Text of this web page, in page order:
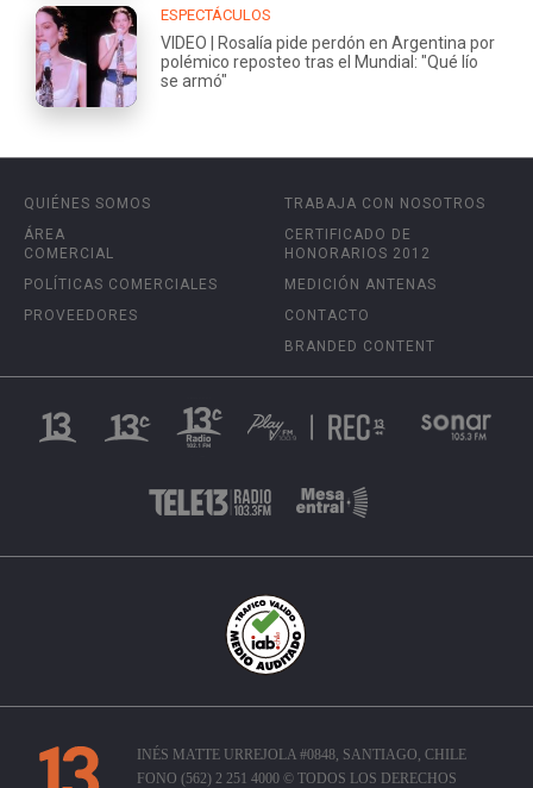
ESPECTÁCULOS
VIDEO | Rosalía pide perdón en Argentina por
polémico reposteo tras el Mundial: "Qué lío
se armó"
QUIÉNES SOMOS
ÁREA
COMERCIAL
POLÍTICAS COMERCIALES
PROVEEDORES
TRABAJA CON NOSOTROS
CERTIFICADO DE
HONORARIOS 2012
MEDICIÓN ANTENAS
CONTACTO
BRANDED CONTENT
INÉS MATTE URREJOLA #0848, SANTIAGO, CHILE
FONO (562) 2 251 4000 © TODOS LOS DERECHOS